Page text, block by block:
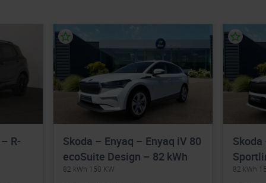
Skoda – Enyaq – Enyaq iV 80
ecoSuite Design – 82 kWh
82 kWh 150 KW
Skoda
82 kWh
R-